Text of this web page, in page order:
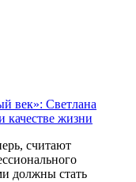
век»: Светлана
качестве жизни
считают
должны стать